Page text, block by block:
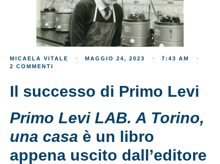
MICAELA VITALE MAGGIO 24, 2023
7:43 AM
2 COMMENTI
Il successo di Primo Levi
Primo Levi LAB. A Torino,
una casa è un libro
appena uscito dall’editore